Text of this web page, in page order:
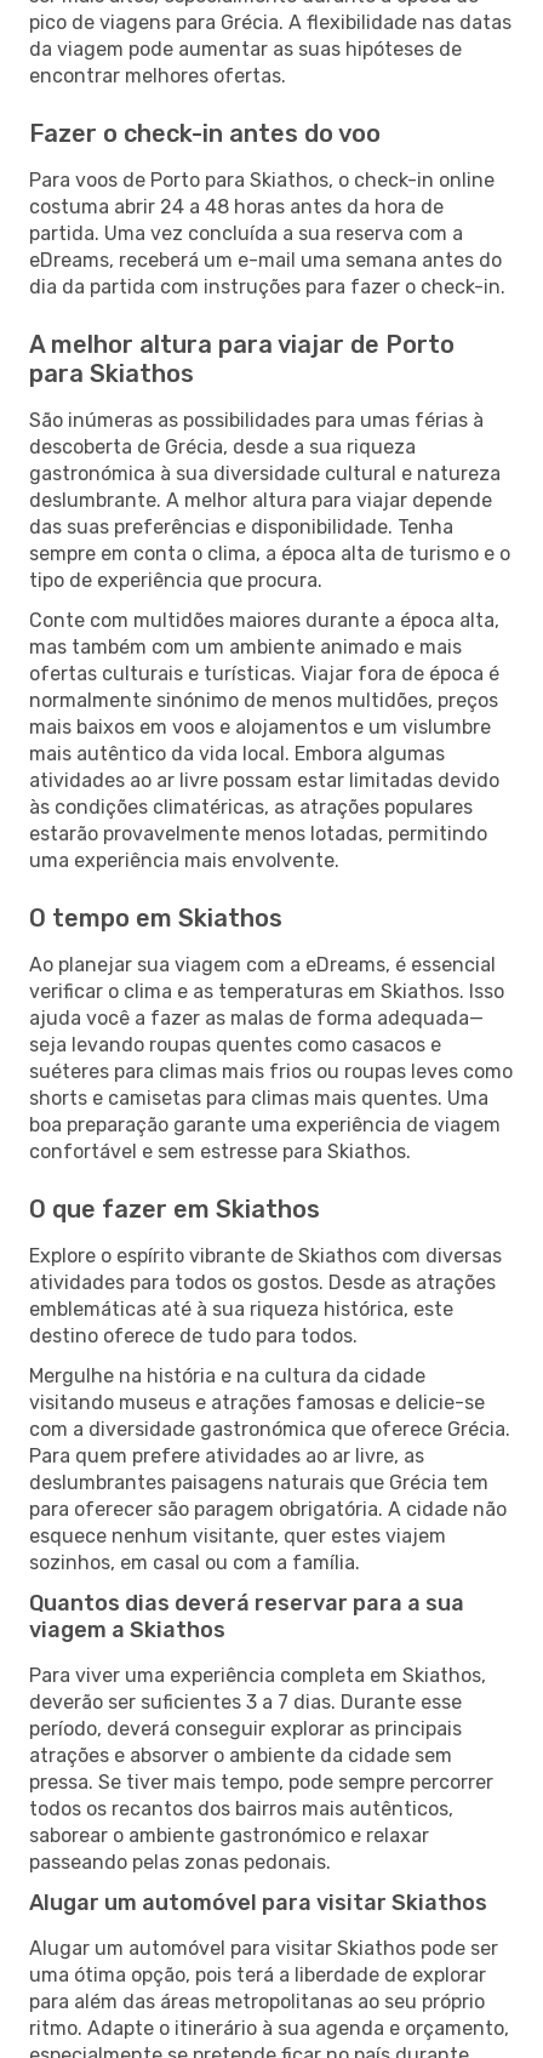
pico de viagens para Grécia. A flexibilidade nas datas
da viagem pode aumentar as suas hipóteses de
encontrar melhores ofertas.
Fazer o check-in antes do voo
Para voos de Porto para Skiathos, o check-in online
costuma abrir 24 a 48 horas antes da hora de
partida. Uma vez concluída a sua reserva com a
eDreams, receberá um e-mail uma semana antes do
dia da partida com instruções para fazer o check-in.
A melhor altura para viajar de Porto
para Skiathos
São inúmeras as possibilidades para umas férias à
descoberta de Grécia, desde a sua riqueza
gastronómica à sua diversidade cultural e natureza
deslumbrante. A melhor altura para viajar depende
das suas preferências e disponibilidade. Tenha
sempre em conta o clima, a época alta de turismo e o
tipo de experiência que procura.
Conte com multidões maiores durante a época alta,
mas também com um ambiente animado e mais
ofertas culturais e turísticas. Viajar fora de época é
normalmente sinónimo de menos multidões, preços
mais baixos em voos e alojamentos e um vislumbre
mais autêntico da vida local. Embora algumas
atividades ao ar livre possam estar limitadas devido
às condições climatéricas, as atrações populares
estarão provavelmente menos lotadas, permitindo
uma experiência mais envolvente.
O tempo em Skiathos
Ao planejar sua viagem com a eDreams, é essencial
verificar o clima e as temperaturas em Skiathos. Isso
ajuda você a fazer as malas de forma adequada—
seja levando roupas quentes como casacos e
suéteres para climas mais frios ou roupas leves como
shorts e camisetas para climas mais quentes. Uma
boa preparação garante uma experiência de viagem
confortável e sem estresse para Skiathos.
O que fazer em Skiathos
Explore o espírito vibrante de Skiathos com diversas
atividades para todos os gostos. Desde as atrações
emblemáticas até à sua riqueza histórica, este
destino oferece de tudo para todos.
Mergulhe na história e na cultura da cidade
visitando museus e atrações famosas e delicie-se
com a diversidade gastronómica que oferece Grécia.
Para quem prefere atividades ao ar livre, as
deslumbrantes paisagens naturais que Grécia tem
para oferecer são paragem obrigatória. A cidade não
esquece nenhum visitante, quer estes viajem
sozinhos, em casal ou com a família.
Quantos dias deverá reservar para a sua
viagem a Skiathos
Para viver uma experiência completa em Skiathos,
deverão ser suficientes 3 a 7 dias. Durante esse
período, deverá conseguir explorar as principais
atrações e absorver o ambiente da cidade sem
pressa. Se tiver mais tempo, pode sempre percorrer
todos os recantos dos bairros mais autênticos,
saborear o ambiente gastronómico e relaxar
passeando pelas zonas pedonais.
Alugar um automóvel para visitar Skiathos
Alugar um automóvel para visitar Skiathos pode ser
uma ótima opção, pois terá a liberdade de explorar
para além das áreas metropolitanas ao seu próprio
ritmo. Adapte o itinerário à sua agenda e orçamento,